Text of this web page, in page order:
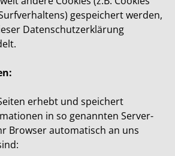
gespeichert werden,
Datenschutzerklärung
erhebt und speichert
in so genannten Server-
Browser automatisch an uns